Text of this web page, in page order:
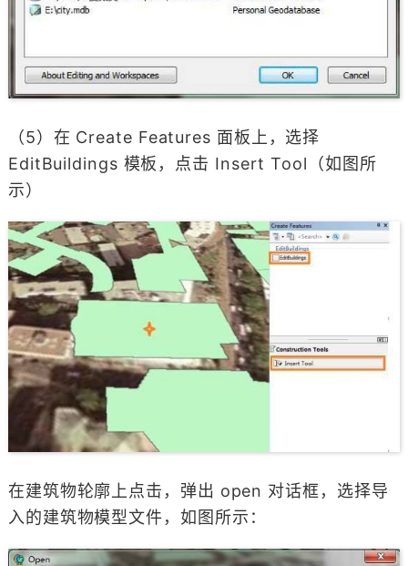
（5）在 Create Features 面板上，选择
EditBuildings 模板，点击 Insert Tool（如图所
示）
在建筑物轮廓上点击，弹出 open 对话框，选择导
入的建筑物模型文件，如图所示：